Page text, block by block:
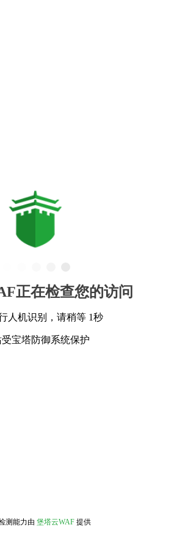
正在检查您的访问
人机识别，请稍等 1秒
宝塔防御系统保护
测能力由 堡塔云WAF 提供